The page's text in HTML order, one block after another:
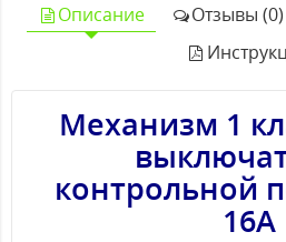
Описание Отзывы (0)
Механизм 1
контрольной
16А